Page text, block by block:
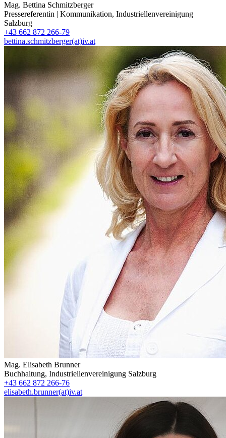
Mag. Bettina Schmitzberger
Pressereferentin | Kommunikation, Industriellenvereinigung
Salzburg
+43 662 872 266-79
bettina.schmitzberger(at)iv.at
Mag. Elisabeth Brunner
Buchhaltung, Industriellenvereinigung Salzburg
+43 662 872 266-76
elisabeth.brunner(at)iv.at